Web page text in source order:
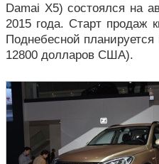
Damai X5) состоялся на
2015 года. Старт продаж
Поднебесной планируется
12800 долларов США).